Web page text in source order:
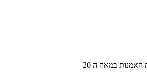
האמנות במאה ה 20